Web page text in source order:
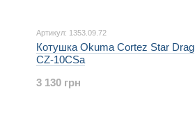
Артикул: 1353.09.72
Котушка Okuma Cortez Star Drag
CZ-10CSa
3 130 грн